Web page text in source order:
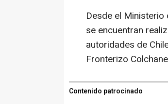
Desde el Ministerio
se encuentran
autoridades de
Fronterizo
Contenido patrocinado